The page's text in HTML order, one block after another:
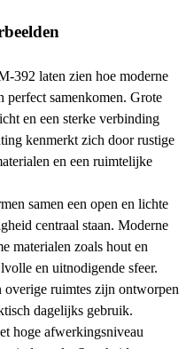
392 laten zien hoe moderne
perfect samenkomen. Grote
en een sterke verbinding
kenmerkt zich door rustige
en een ruimtelijke
samen een open en lichte
centraal staan. Moderne
materialen zoals hout en
en uitnodigende sfeer.
overige ruimtes zijn ontworpen
dagelijks gebruik.
hoge afwerkingsniveau